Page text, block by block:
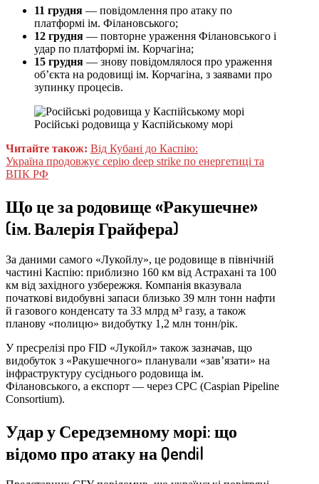
11 грудня — повідомлення про атаку по
платформі ім. Філановського;
12 грудня — повторне ураження Філановського і
удар по платформі ім. Корчагіна;
15 грудня — знову повідомлялося про ураження
об’єкта на родовищі ім. Корчагіна, з заявами про
зупинку процесів.
Російські родовища у Каспійському морі
Читайте також: Від Кубані до Каспію:
Україна продовжує серію deep strike по енергетиці та
ВПК РФ
Що це за родовище «Ракушечне»
(ім. Валерія Грайфера)
За даними самого «Лукойлу», це родовище в північній
частині Каспію: приблизно 160 км від Астрахані та 100
км від західного узбережжя. Компанія вказувала
початкові видобувні запаси близько 39 млн тонн нафти
й газового конденсату та 33 млрд м³ газу, а також
планову «полицю» видобутку 1,2 млн тонн/рік.
У пресрелізі про FID «Лукойл» також зазначав, що
видобуток з «Ракушечного» планували «зав’язати» на
інфраструктуру сусіднього родовища ім.
Філановського, а експорт — через CPC (Caspian Pipeline
Consortium).
Удар у Середземному морі: що
відомо про атаку на Qendil